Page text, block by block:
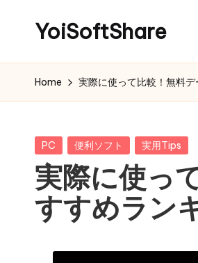
YoiSoftShare
Home 実際に使って比較！無料
Posted
PC 便利ソフト 実用Tips
実際に使っ
すすめラン